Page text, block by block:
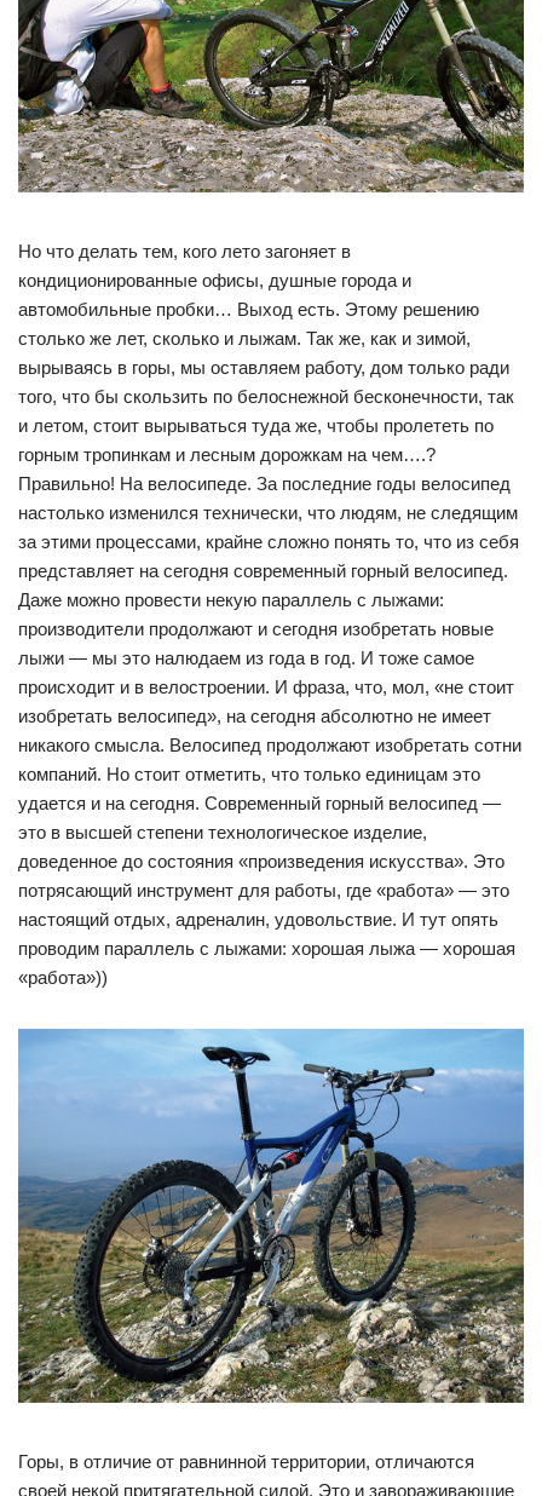
Но что делать тем, кого лето загоняет в
кондиционированные офисы, душные города и
автомобильные пробки… Выход есть. Этому решению
столько же лет, сколько и лыжам. Так же, как и зимой,
вырываясь в горы, мы оставляем работу, дом только ради
того, что бы скользить по белоснежной бесконечности, так
и летом, стоит вырываться туда же, чтобы пролететь по
горным тропинкам и лесным дорожкам на чем….?
Правильно! На велосипеде. За последние годы велосипед
настолько изменился технически, что людям, не следящим
за этими процессами, крайне сложно понять то, что из себя
представляет на сегодня современный горный велосипед.
Даже можно провести некую параллель с лыжами:
производители продолжают и сегодня изобретать новые
лыжи — мы это налюдаем из года в год. И тоже самое
происходит и в велостроении. И фраза, что, мол, «не стоит
изобретать велосипед», на сегодня абсолютно не имеет
никакого смысла. Велосипед продолжают изобретать сотни
компаний. Но стоит отметить, что только единицам это
удается и на сегодня. Современный горный велосипед —
это в высшей степени технологическое изделие,
доведенное до состояния «произведения искусства». Это
потрясающий инструмент для работы, где «работа» — это
настоящий отдых, адреналин, удовольствие. И тут опять
проводим параллель с лыжами: хорошая лыжа — хорошая
«работа»))
Горы, в отличие от равнинной территории, отличаются
своей некой притягательной силой. Это и завораживающие